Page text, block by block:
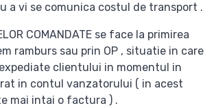
a vi se comunica costul de transport .
COMANDATE se face la primirea
ramburs sau prin OP , situatie in care
clientului in momentul in
in contul vanzatorului ( in acest
mai intai o factura ) .